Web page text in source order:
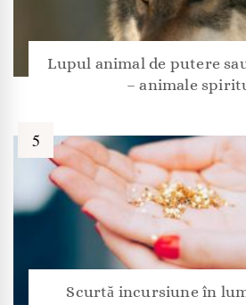
Lupul animal de putere
– animale
Scurtă incursiune în